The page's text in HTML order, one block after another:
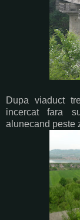
Dupa viaduct
incercat fara
alunecand peste